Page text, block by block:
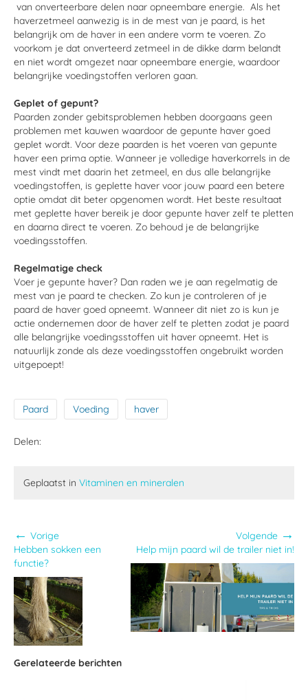
van onverteerbare delen naar opneembare energie. Als het
haverzetmeel aanwezig is in de mest van je paard, is het
belangrijk om de haver in een andere vorm te voeren. Zo
voorkom je dat onverteerd zetmeel in de dikke darm belandt
en niet wordt omgezet naar opneembare energie, waardoor
belangrijke voedingstoffen verloren gaan.
Geplet of gepunt?
Paarden zonder gebitsproblemen hebben doorgaans geen
problemen met kauwen waardoor de gepunte haver goed
geplet wordt. Voor deze paarden is het voeren van gepunte
haver een prima optie. Wanneer je volledige haverkorrels in de
mest vindt met daarin het zetmeel, en dus alle belangrijke
voedingstoffen, is geplette haver voor jouw paard een betere
optie omdat dit beter opgenomen wordt. Het beste resultaat
met geplette haver bereik je door gepunte haver zelf te pletten
en daarna direct te voeren. Zo behoud je de belangrijke
voedingsstoffen.
Regelmatige check
Voer je gepunte haver? Dan raden we je aan regelmatig de
mest van je paard te checken. Zo kun je controleren of je
paard de haver goed opneemt. Wanneer dit niet zo is kun je
actie ondernemen door de haver zelf te pletten zodat je paard
alle belangrijke voedingsstoffen uit haver opneemt. Het is
natuurlijk zonde als deze voedingsstoffen ongebruikt worden
uitgepoept!
Paard Voeding haver
Delen:
Geplaatst in Vitaminen en mineralen
← Vorige
Hebben sokken een
functie?
Volgende →
Help mijn paard wil de trailer niet in!
Gerelateerde berichten